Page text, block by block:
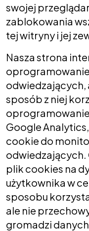
swojej
zablokowania
tej witryny i jej
Nasza strona
odwiedzających,
sposób z niej
Google
cookie do
plik cookies na
użytkownika w
sposobu
ale nie
gromadzi